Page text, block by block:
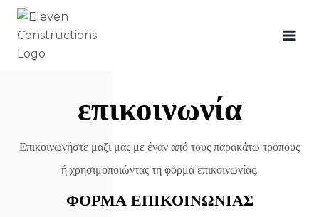
επικοινωνία
Επικοινωνήστε μαζί μας με έναν από τους παρακάτω τρόπους
ή χρησιμοποιώντας τη φόρμα επικοινωνίας.
ΦΌΡΜΑ ΕΠΙΚΟΙΝΩΝΊΑΣ